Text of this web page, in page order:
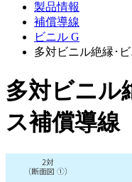
製品情報
補償導線
ビニル G
多対ビニル絶縁･
多対ビニル
ス補償導線